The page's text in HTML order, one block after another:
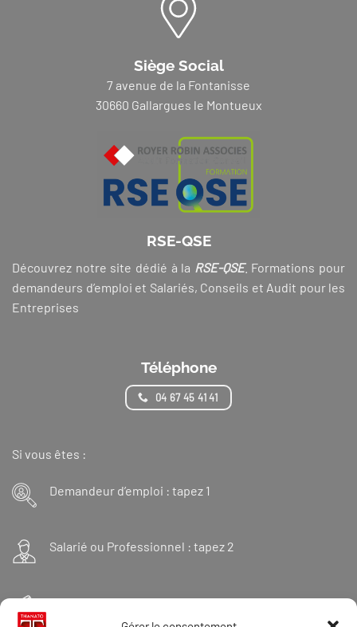
Siège Social
7 avenue de la Fontanisse
30660 Gallargues le Montueux
RSE-QSE
Découvrez notre site dédié à la RSE-QSE. Formations pour
demandeurs d’emploi et Salariés, Conseils et Audit pour les
Entreprises
Téléphone
04 67 45 41 41
Si vous êtes :
Demandeur d’emploi : tapez 1
Salarié ou Professionnel : tapez 2
Financeur : tapez 3